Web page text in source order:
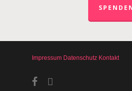
Impressum Datenschutz Kontakt
facebookinstagram